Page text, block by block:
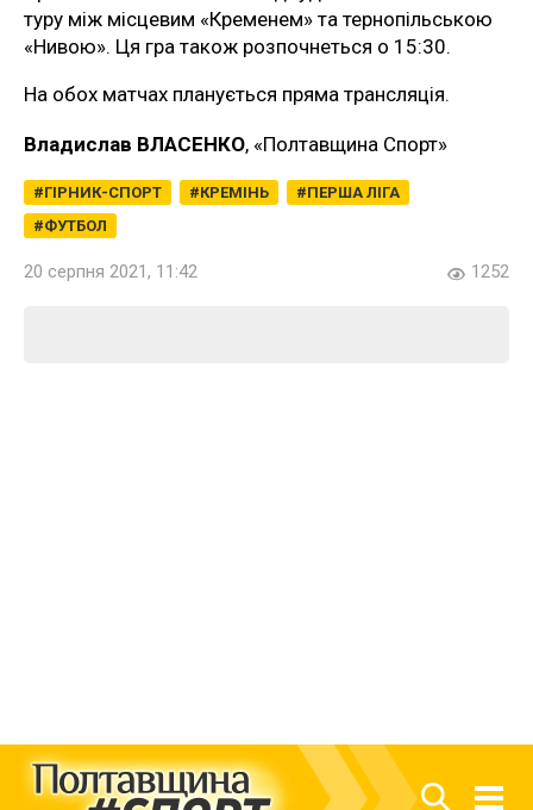
туру між місцевим «Кременем» та тернопільською
«Нивою». Ця гра також розпочнеться о 15:30.
На обох матчах планується пряма трансляція.
Владислав ВЛАСЕНКО, «Полтавщина Спорт»
ГІРНИК-СПОРТ КРЕМІНЬ
ПЕРША ЛІГА
ФУТБОЛ
20 серпня 2021, 11:42 1252